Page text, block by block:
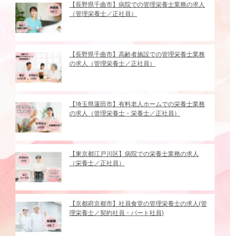
【長野県千曲市】病院での管理栄養士業務の求人
（管理栄養士／正社員）
【長野県千曲市】高齢者施設での管理栄養士業務
の求人（管理栄養士／正社員）
【埼玉県蓮田市】有料老人ホームでの栄養士業務
の求人（管理栄養士・栄養士／正社員）
【東京都江戸川区】病院での栄養士業務の求人
（栄養士／正社員）
【京都府京都市】社員食堂の管理栄養士の求人(管
理栄養士／契約社員・パート社員)